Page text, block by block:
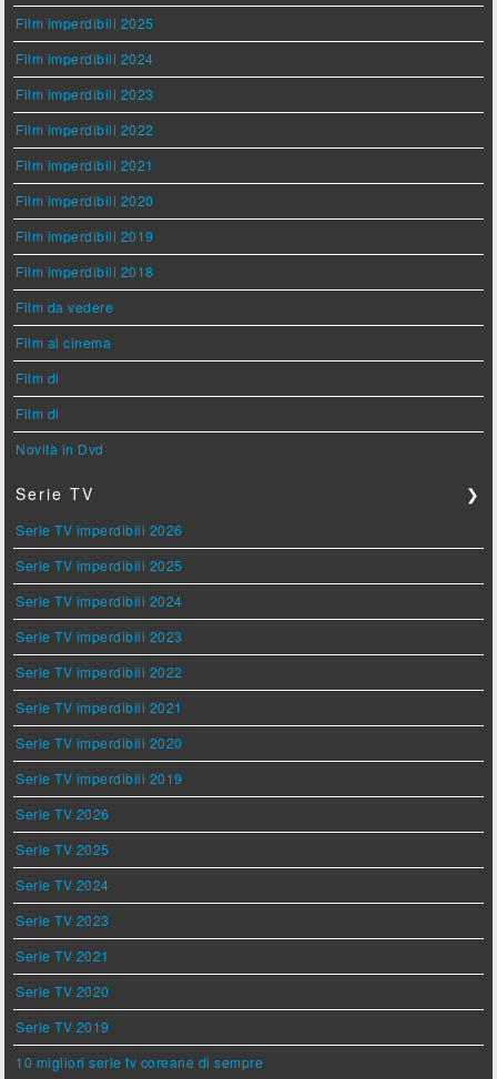
Film imperdibili 2025
Film imperdibili 2024
Film imperdibili 2023
Film imperdibili 2022
Film imperdibili 2021
Film imperdibili 2020
Film imperdibili 2019
Film imperdibili 2018
Film da vedere
Film al cinema
Film di
Film di
Novità in Dvd
Serie TV ❯
Serie TV imperdibili 2026
Serie TV imperdibili 2025
Serie TV imperdibili 2024
Serie TV imperdibili 2023
Serie TV imperdibili 2022
Serie TV imperdibili 2021
Serie TV imperdibili 2020
Serie TV imperdibili 2019
Serie TV 2026
Serie TV 2025
Serie TV 2024
Serie TV 2023
Serie TV 2021
Serie TV 2020
Serie TV 2019
10 migliori serie tv coreane di sempre